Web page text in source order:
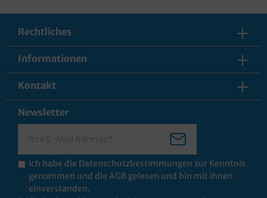
Rechtliches
Informationen
Kontakt
Newsletter
Ich habe die Datenschutzbestimmungen zur Kenntnis
genommen und die AGB gelesen und bin mit ihnen
einverstanden.